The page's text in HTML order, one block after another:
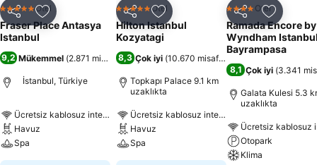
Paylaş Favorilerime ekle
5 Yıldız Otel
Fraser Place Antasya
Istanbul
9,2 Mükemmel (2.871 misafir puanı)
İstanbul, Türkiye
Ücretsiz kablosuz internet
Havuz
Spa
Paylaş Favorilerime ekle
5 Yıldız Otel
Hilton Istanbul
Kozyatagi
8,3 Çok iyi (10.670 misafir puanı
Topkapı Palace 9.1 km
uzaklıkta
Ücretsiz kablosuz internet
Havuz
Spa
Paylaş
4 Yıldız Otel
Ramada Encore by
Wyndham
Bayrampasa
8,1 Çok iyi (3.341
Galata Kulesi 5.3
uzaklıkta
Ücretsiz kablosuz
Otopark
Klima